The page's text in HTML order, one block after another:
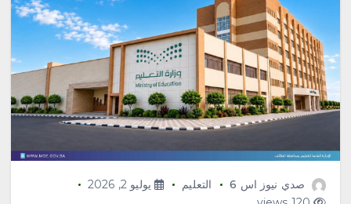
صدي نيوز اس 6 التعليم
يوليو 2, 2026